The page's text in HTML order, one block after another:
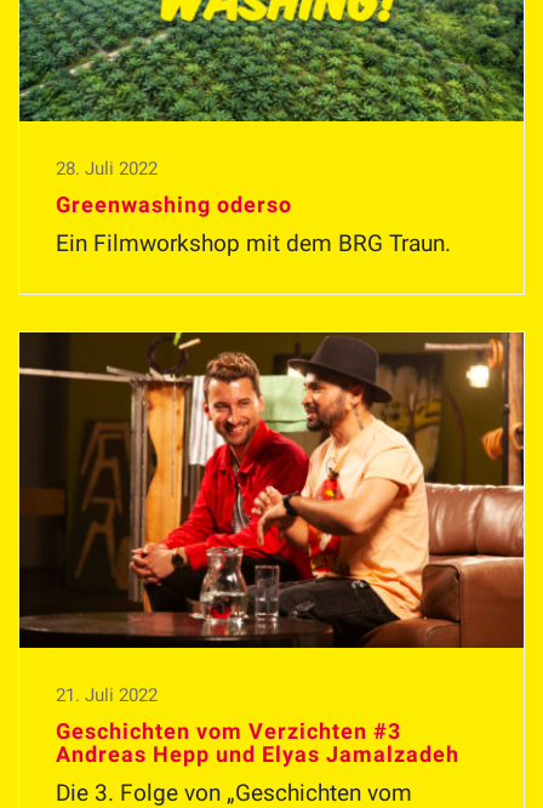
28. Juli 2022
Greenwashing oderso
Ein Filmworkshop mit dem BRG Traun.
21. Juli 2022
Geschichten vom Verzichten #3
Andreas Hepp und Elyas Jamalzadeh
Die 3. Folge von „Geschichten vom